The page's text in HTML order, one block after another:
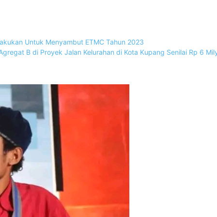
Untuk Menyambut ETMC Tahun 2023
B di Proyek Jalan Kelurahan di Kota Kupang Senilai Rp 6